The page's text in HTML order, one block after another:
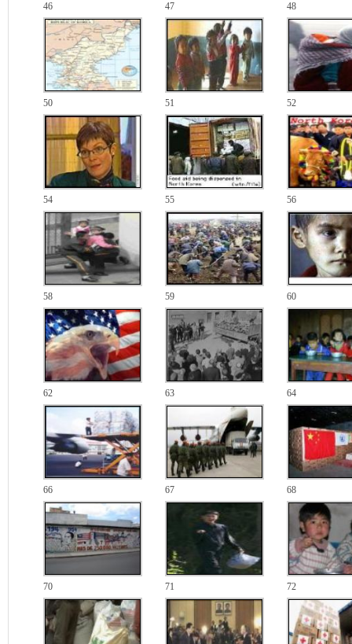
46 47 48
50 51 52
54 55 56
58 59 60
62 63 64
66 67 68
70 71 72